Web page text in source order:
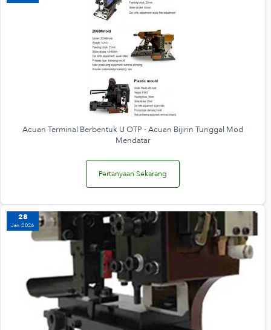
Acuan Terminal Berbentuk U OTP - Acuan Bijirin Tunggal Mod
Mendatar
Pertanyaan Sekarang
28
Jan 2026